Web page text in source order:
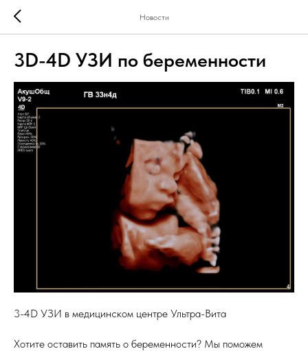
Новости
3D-4D УЗИ по беременности
3-4D УЗИ в медицинском центре Ультра-Вита
Хотите оставить память о беременности? Мы поможем